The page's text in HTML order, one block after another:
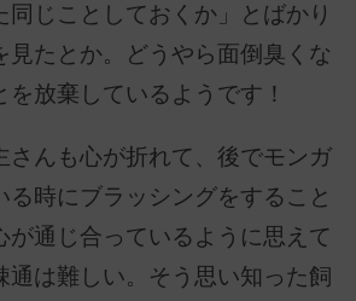
同じことしておくか」とばかり
見たとか。どうやら面倒臭くな
を放棄しているようです！
さんも心が折れて、後でモンガ
る時にブラッシングをすること
が通じ合っているように思えて
通は難しい。そう思い知った飼